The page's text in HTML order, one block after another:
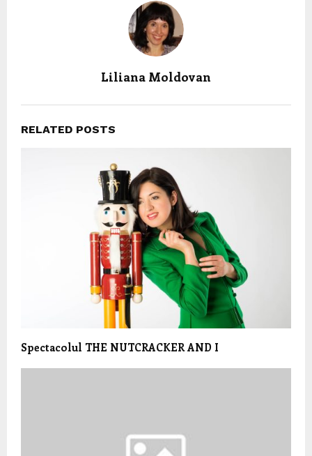
Liliana Moldovan
RELATED POSTS
Spectacolul THE NUTCRACKER AND I